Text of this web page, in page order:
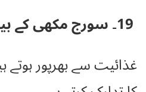
19۔ سورج مکھی کے بیج
غذائیت سے بھرپور ہوتے